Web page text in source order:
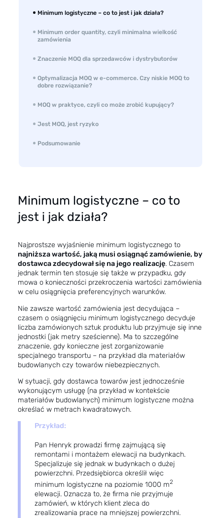
Minimum logistyczne – co to jest i jak działa?
Minimum order quantity, czyli minimalna wielkość
zamówienia
Znaczenie MOQ dla sprzedawców i dystrybutorów
Optymalizacja MOQ w e-commerce. Czy niskie MOQ to
dobre rozwiązanie?
MOQ w praktyce, czyli co może zrobić kupujący?
Jest MOQ, jest ryzyko
Podsumowanie
Minimum logistyczne – co to
jest i jak działa?
Najprostsze wyjaśnienie minimum logistycznego to
najniższa wartość, jaką musi osiągnąć zamówienie, by
dostawca zdecydował się na jego realizację. Czasem
jednak termin ten stosuje się także w przypadku, gdy
mowa o konieczności przekroczenia wartości zamówienia
w celu osiągnięcia preferencyjnych warunków.
Nie zawsze wartość zamówienia jest decydująca –
czasem o osiągnięciu minimum logistycznego decyduje
liczba zamówionych sztuk produktu lub przyjmuje się inne
jednostki (jak metry sześcienne). Ma to szczególne
znaczenie, gdy konieczne jest zorganizowanie
specjalnego transportu – na przykład dla materiałów
budowlanych czy towarów niebezpiecznych.
W sytuacji, gdy dostawca towarów jest jednocześnie
wykonującym usługę (na przykład w kontekście
materiałów budowlanych) minimum logistyczne można
określać w metrach kwadratowych.
Przykład:
Pan Henryk prowadzi firmę zajmującą się
remontami i montażem elewacji na budynkach.
Specjalizuje się jednak w budynkach o dużej
powierzchni. Przedsiębiorca określił więc
minimum logistyczne na poziomie 1000 m2
elewacji. Oznacza to, że firma nie przyjmuje
zamówień, w których klient zleca do
zrealizowania prace na mniejszej powierzchni.